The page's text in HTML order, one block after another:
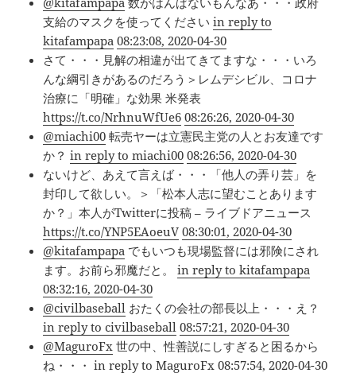
支給のマスクを使ってくださいin reply to
kitafampapa 08:23:08, 2020-04-30
さて・・・見解の相違が出てきてますな・・・いろ
んな綱引きがあるのだろう＞レムデシビル、コロナ
治療に「明確」な効果 米発表
https://t.co/NrhnuWfUe6 08:26:26, 2020-04-30
@miachi00 転売ヤーは立憲民主党の人とお友達です
か？in reply to miachi00 08:26:56, 2020-04-30
ないけど、あえて言えば・・・「他人の弄り芸」を
封印して欲しい。＞「松本人志に望むことあります
か？」本人がTwitterに投稿 – ライブドアニュース
https://t.co/YNP5EAoeuV 08:30:01, 2020-04-30
@kitafampapa でもいつも現場監督には邪険にされ
ます。お前ら邪魔だと。in reply to kitafampapa
08:32:16, 2020-04-30
@civilbaseball おたくの会社の部長以上・・・え？
in reply to civilbaseball 08:57:21, 2020-04-30
@MaguroFx 世の中、性善説にしすぎると困るから
ね・・・in reply to MaguroFx 08:57:54, 2020-04-30